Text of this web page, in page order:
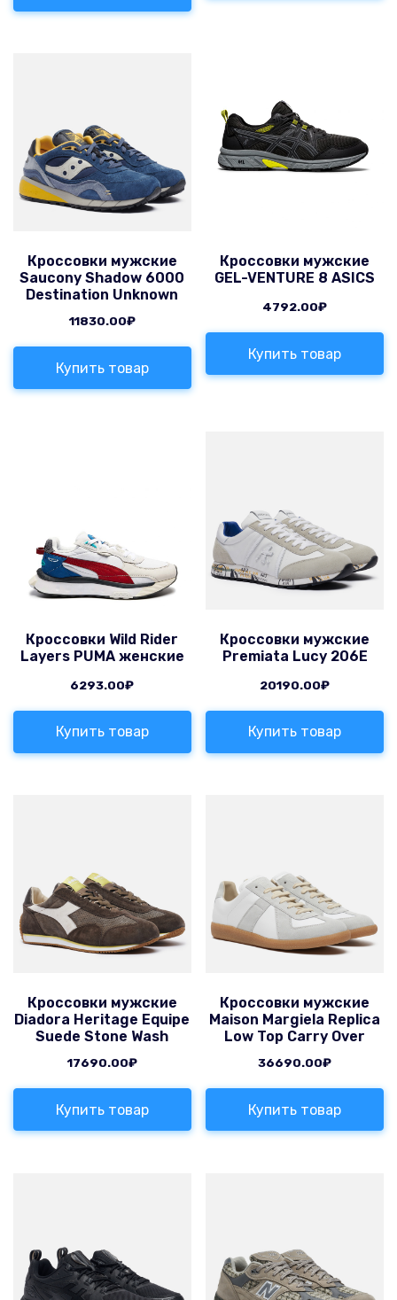
Кроссовки мужские
Saucony Shadow 6000
Destination Unknown
11830.00₽
Купить товар
Кроссовки мужские
GEL-VENTURE 8 ASICS
4792.00₽
Купить товар
Кроссовки Wild Rider
Layers PUMA женские
6293.00₽
Купить товар
Кроссовки мужские
Premiata Lucy 206E
20190.00₽
Купить товар
Кроссовки мужские
Diadora Heritage Equipe
Suede Stone Wash
17690.00₽
Купить товар
Кроссовки мужские
Maison Margiela Replica
Low Top Carry Over
36690.00₽
Купить товар